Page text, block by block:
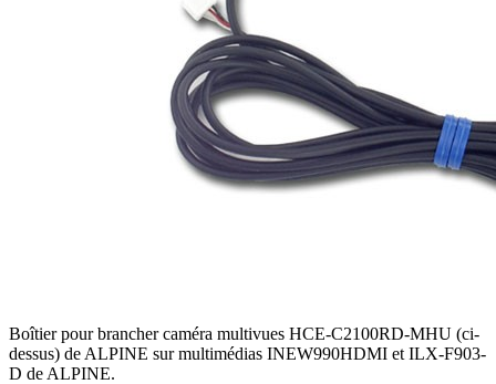
Boîtier pour brancher caméra multivues HCE-C2100RD-MHU (ci-
dessus) de ALPINE sur multimédias INEW990HDMI et ILX-F903-
D de ALPINE.